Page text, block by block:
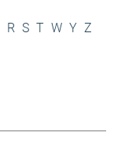
R S T W Y Z